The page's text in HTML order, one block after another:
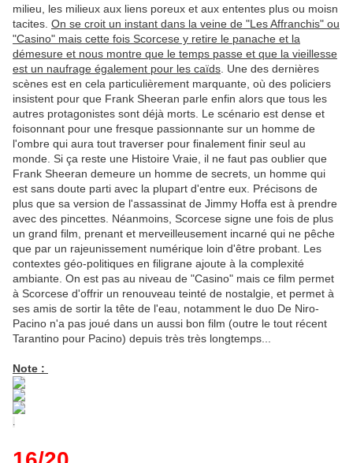
milieu, les milieux aux liens poreux et aux ententes plus ou moisn
tacites. On se croit un instant dans la veine de "Les Affranchis" ou
"Casino" mais cette fois Scorcese y retire le panache et la
démesure et nous montre que le temps passe et que la vieillesse
est un naufrage également pour les caïds . Une des dernières
scènes est en cela particulièrement marquante, où des policiers
insistent pour que Frank Sheeran parle enfin alors que tous les
autres protagonistes sont déjà morts. Le scénario est dense et
foisonnant pour une fresque passionnante sur un homme de
l'ombre qui aura tout traverser pour finalement finir seul au
monde. Si ça reste une Histoire Vraie, il ne faut pas oublier que
Frank Sheeran demeure un homme de secrets, un homme qui
est sans doute parti avec la plupart d'entre eux. Précisons de
plus que sa version de l'assassinat de Jimmy Hoffa est à prendre
avec des pincettes. Néanmoins, Scorcese signe une fois de plus
un grand film, prenant et merveilleusement incarné qui ne pêche
que par un rajeunissement numérique loin d'être probant. Les
contextes géo-politiques en filigrane ajoute à la complexité
ambiante. On est pas au niveau de "Casino" mais ce film permet
à Scorcese d'offrir un renouveau teinté de nostalgie, et permet à
ses amis de sortir la tête de l'eau, notamment le duo De Niro-
Pacino n'a pas joué dans un aussi bon film (outre le tout récent
Tarantino pour Pacino) depuis très très longtemps...
Note :
.